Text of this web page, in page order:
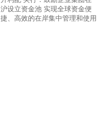
沪设立资金池 实现全球资金便
捷、高效的在岸集中管理和使用